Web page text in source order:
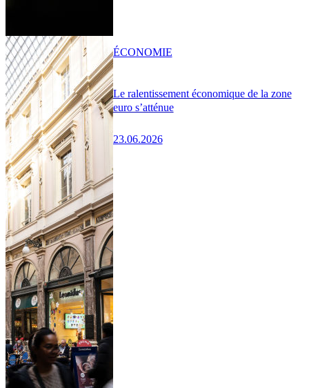
Le ralentissement économique de la zone
euro s’atténue
23.06.2026
ÉCONOMIE